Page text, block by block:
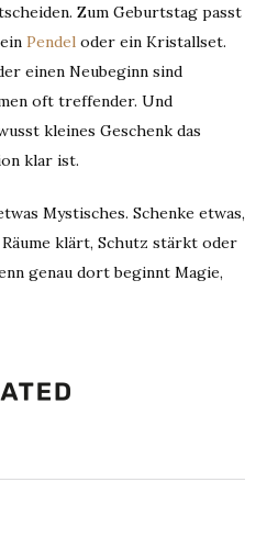
Zum Geburtstag passt
Pendel oder ein Kristallset.
einen Neubeginn sind
oft treffender. Und
kleines Geschenk das
klar ist.
Mystisches. Schenke etwas,
klärt, Schutz stärkt oder
genau dort beginnt Magie,